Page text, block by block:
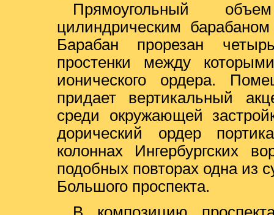
Прямоугольный
цилиндрическим
Барабан прорезан
простенки между
ионического ордера.
придает вертикальный
среди окружающей
дорический ордер
колоннах Ингербургских
подобных повторах одна из
Большого проспекта.